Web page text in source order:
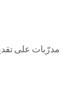
• مدرّبات على